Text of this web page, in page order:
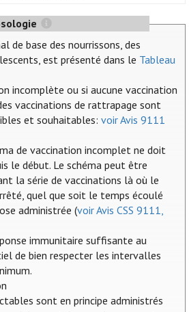
de base des nourrissons, des
est présenté dans le Tableau
incomplète ou si aucune vaccination
vaccinations de rattrapage sont
et souhaitables:voir Avis 9111
de vaccination incomplet ne doit
le début. Le schéma peut être
la série de vaccinations là où le
quel que soit le temps écoulé
administrée (voir Avis CSS 9111,
immunitaire suffisante au
de bien respecter les intervalles
sont en principe administrés